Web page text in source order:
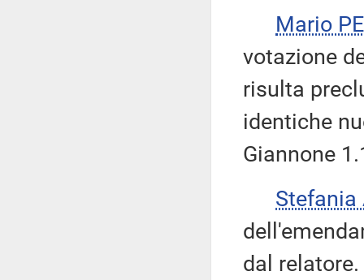
Mario
votazione
risulta
identiche
Giannone
Stefania
dal relatore.